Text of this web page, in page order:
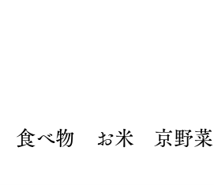
食べ物 お米 京野菜